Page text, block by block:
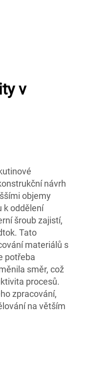
v
návrh
objemy
k oddělení
šroub zajistí,
Tato
materiálů s
potřeba
směr, což
procesů.
zpracování,
na větším